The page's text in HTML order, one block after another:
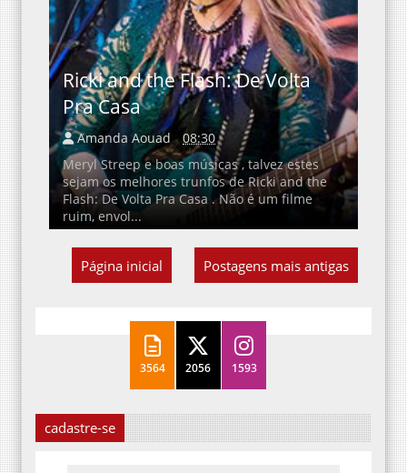
Ricki and the Flash: De Volta
Pra Casa
Amanda Aouad
08:30
Meryl Streep e boas músicas , talvez estes
sejam os melhores trunfos de Ricki and the
Flash: De Volta Pra Casa . Não é um filme
ruim, envol...
Postagens mais antigas
Página inicial
3564 2056 1593
cadastre-se